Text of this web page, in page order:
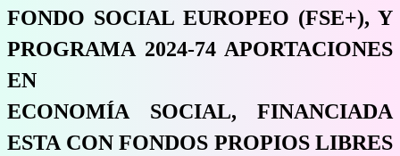
FONDO SOCIAL EUROPEO (FSE+), Y
PROGRAMA 2024-74 APORTACIONES
EN
ECONOMÍA SOCIAL, FINANCIADA
ESTA CON FONDOS PROPIOS LIBRES